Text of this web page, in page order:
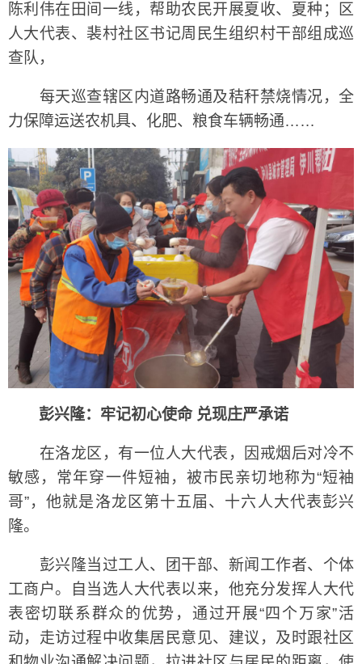
陈利伟在田间一线，帮助农民开展夏收、夏种；区
人大代表、裴村社区书记周民生组织村干部组成巡
查队，
每天巡查辖区内道路畅通及秸秆禁烧情况，全
力保障运送农机具、化肥、粮食车辆畅通……
彭兴隆：牢记初心使命 兑现庄严承诺
在洛龙区，有一位人大代表，因戒烟后对冷不
敏感，常年穿一件短袖，被市民亲切地称为“短袖
哥”，他就是洛龙区第十五届、十六人大代表彭兴
隆。
彭兴隆当过工人、团干部、新闻工作者、个体
工商户。自当选人大代表以来，他充分发挥人大代
表密切联系群众的优势，通过开展“四个万家”活
动，走访过程中收集居民意见、建议，及时跟社区